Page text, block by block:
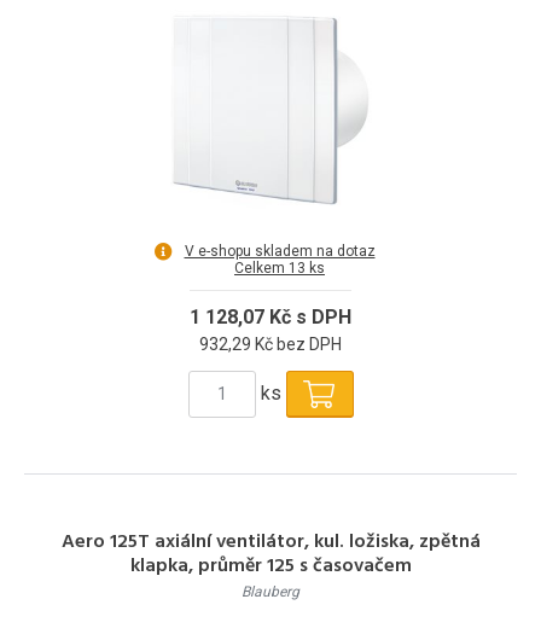
V e-shopu skladem na dotaz
Celkem 13 ks
1 128,07 Kč s DPH
932,29 Kč bez DPH
ks
Aero 125T axiální ventilátor, kul. ložiska, zpětná
klapka, průměr 125 s časovačem
Blauberg